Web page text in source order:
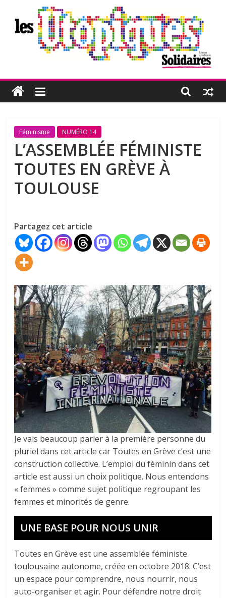
contenu
Les
Utopiques
Revue
réflexion
éditée
par
l'Union
Féminisme NUMÉRO 14
L’ASSEMBLÉE FÉMINISTE
TOUTES EN GRÈVE À
TOULOUSE
Partagez cet article
Je vais beaucoup parler à la première personne du
pluriel dans cet article car Toutes en Grève c’est une
construction collective. L’emploi du féminin dans cet
article est aussi un choix politique. Nous entendons
« femmes » comme sujet politique regroupant les
femmes et minorités de genre.
UNE BASE POUR NOUS UNIR
Toutes en Grève est une assemblée féministe
toulousaine autonome, créée en octobre 2018. C’est
un espace pour comprendre, nous nourrir, nous
auto-organiser et agir. Pour défendre notre droit